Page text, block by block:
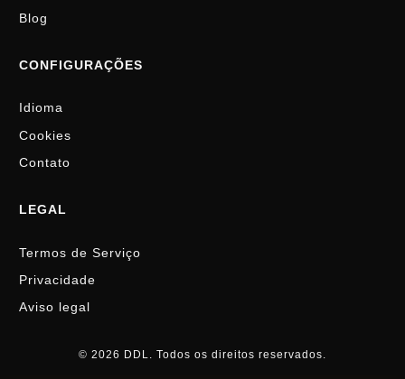
Blog
CONFIGURAÇÕES
Idioma
Cookies
Contato
LEGAL
Termos de Serviço
Privacidade
Aviso legal
© 2026 DDL. Todos os direitos reservados.